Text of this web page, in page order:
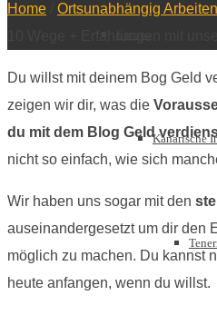
Kanarische
Home Ortsunabhängig Arbeiten
Du willst mit deinem Bog Geld
zeigen wir dir, was die
du mit dem Blog Geld
nicht so einfach, wie sich
Wir haben uns sogar mit den
auseinandergesetzt um dir den
möglich zu machen. Du kannst
heute anfangen, wenn du willst.